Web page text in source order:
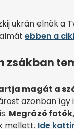
ukrán elnök a
ebben a
zsákban
magát a
azonban
Megrázó
mellett. Ide